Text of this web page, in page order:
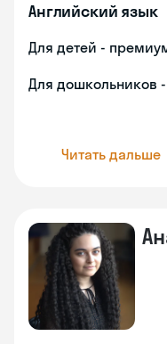
Английский язык
Для детей -
Для дошкольников
Читать дальше